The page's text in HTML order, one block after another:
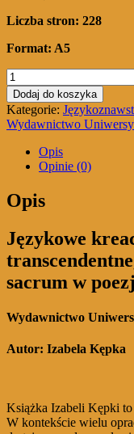
Liczba stron: 228
Format: A5
ilość
Językowe
kreacje
świata
transcendentnego
człowieka
wobec
sacrum
w
Jacka
Kaczmarskiego
Dodaj do koszyka
Kategorie:
Wydawnictwo
Opis
Opinie (0)
Opis
Językowe
sacrum w
Wydawnictwo
Autor: Izabela Kępka
Książka Izabeli Kępki to
W kontekście wielu